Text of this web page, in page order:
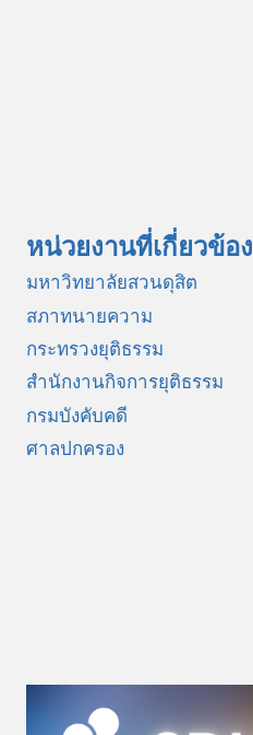
หน่วยงานที่เกี่ยวข้อง
มหาวิทยาลัยสวนดุสิต
สภาทนายความ
กระทรวงยุติธรรม
สำนักงานกิจการยุติธรรม
กรมบังคับคดี
ศาลปกครอง